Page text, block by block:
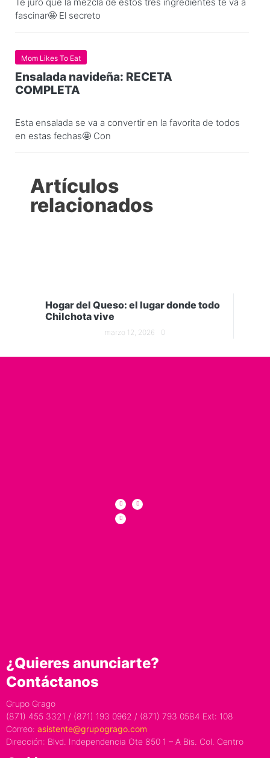
fascinar🤩 El secreto
Mom Likes To Eat
Ensalada navideña: RECETA
COMPLETA
Esta ensalada se va a convertir en la favorita de todos
en estas fechas🤩 Con
Artículos
relacionados
Hogar del Queso: el lugar donde todo
Chilchota vive
marzo 12, 2026 0
¿Quieres anunciarte?
Contáctanos
Grupo Grago
(871) 455 3321 / (871) 193 0962 / (871) 793 0584 Ext: 108
Correo: asistente@grupogrago.com
Dirección: Blvd. Independencia Ote 850 1 – A Bis. Col. Centro